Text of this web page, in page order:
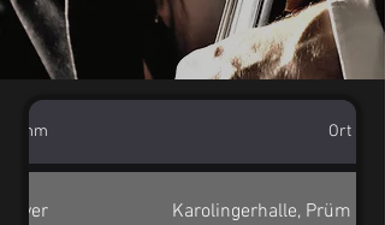
Ort
Karolingerhalle, Prüm